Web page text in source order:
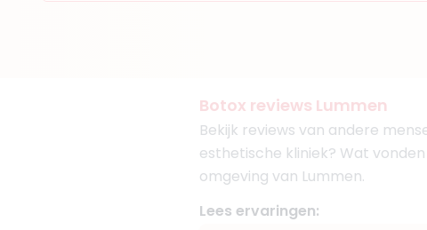
Botox reviews Lummen
Bekijk reviews van andere
esthetische kliniek? Wat
omgeving van Lummen.
Lees ervaringen: